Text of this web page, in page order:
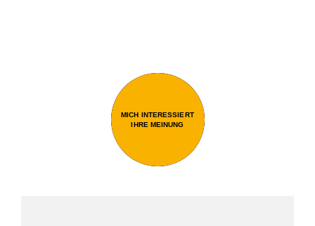
MICH INTERESSIERT
IHRE MEINUNG